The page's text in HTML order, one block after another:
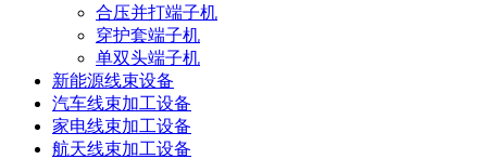
合压并打端子机
穿护套端子机
单双头端子机
新能源线束设备
汽车线束加工设备
家电线束加工设备
航天线束加工设备